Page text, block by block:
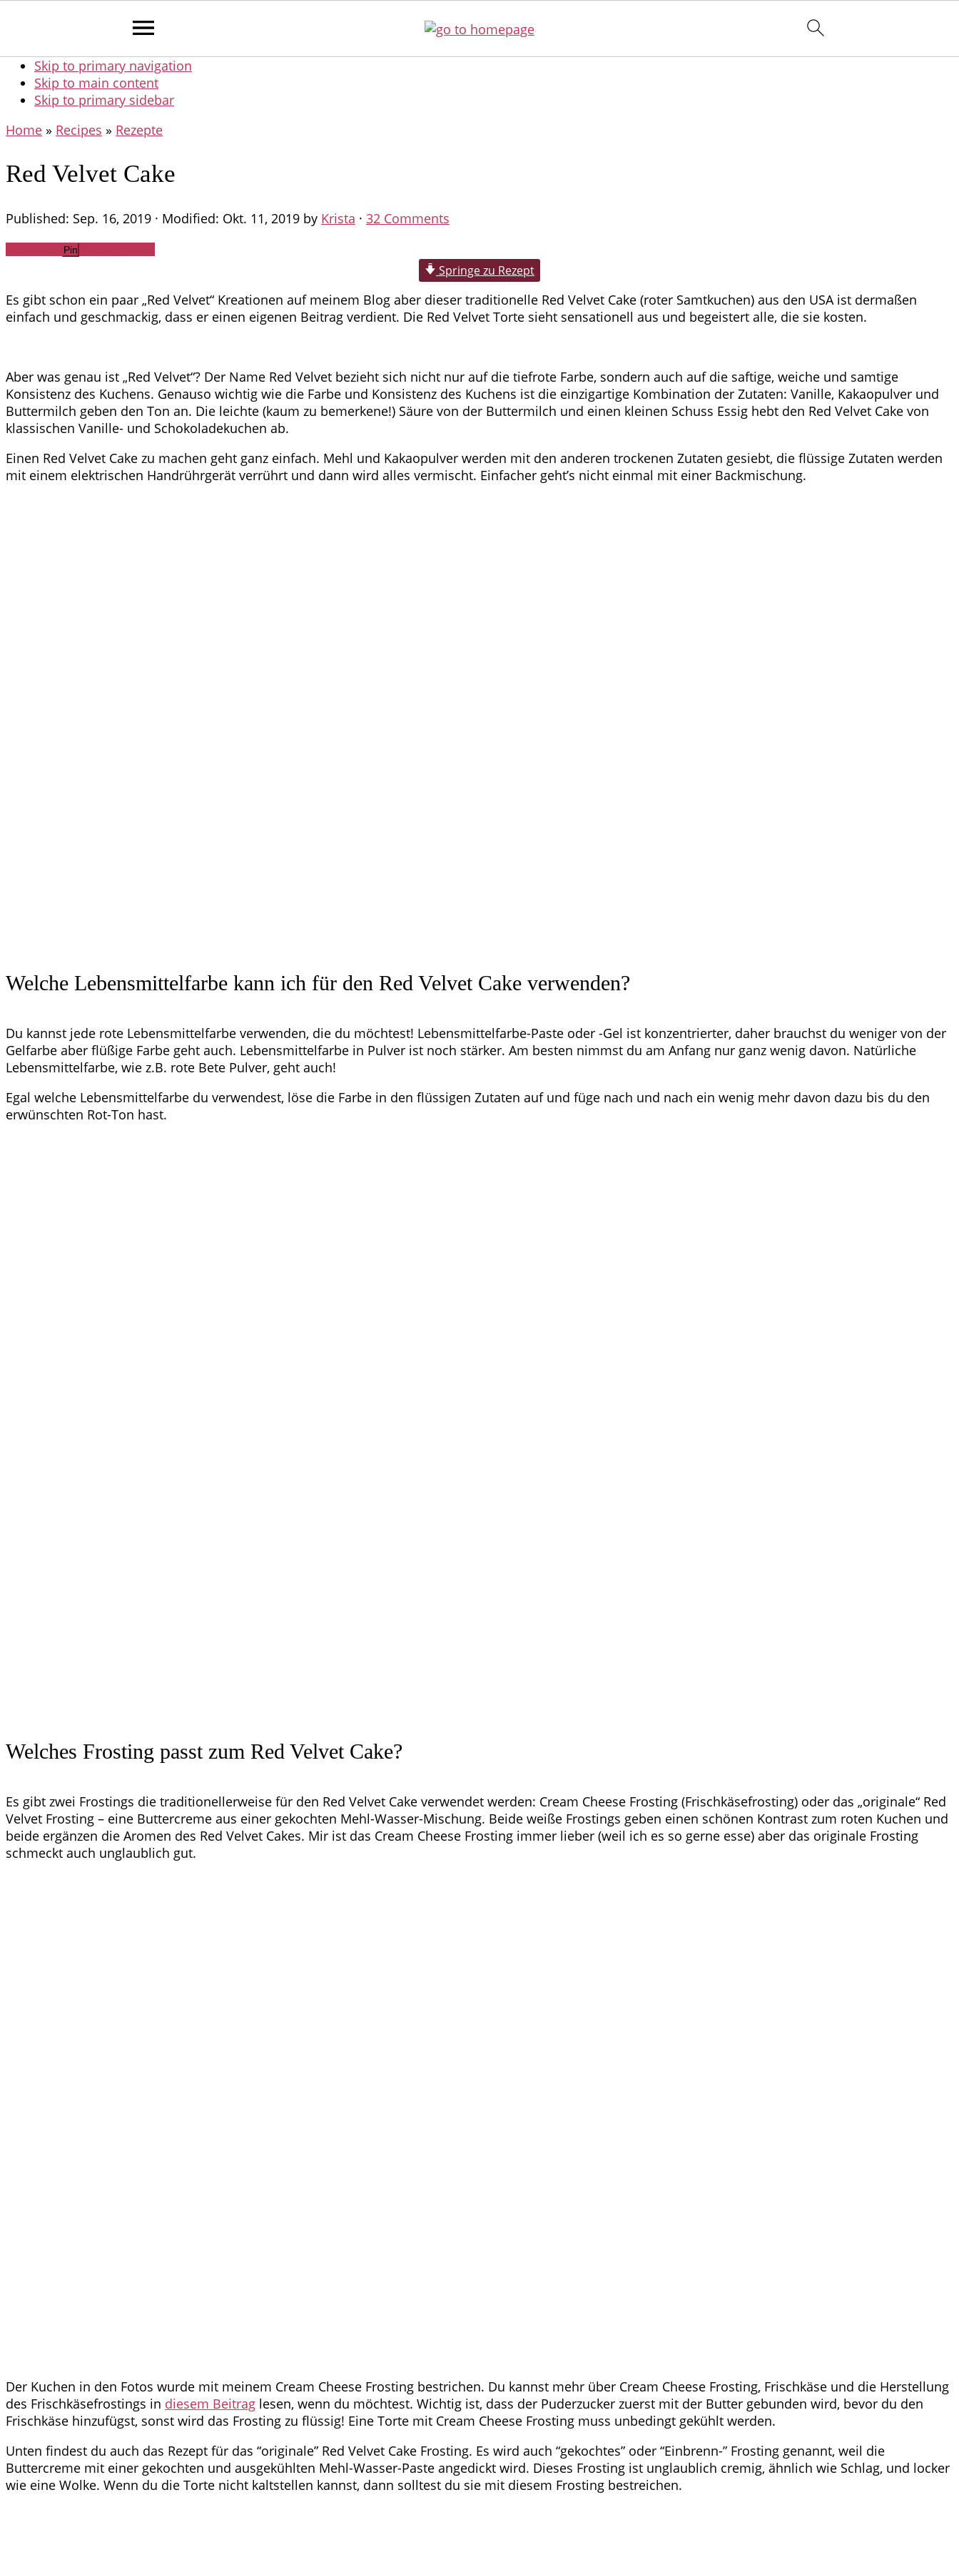
Skip to primary navigation
Skip to main content
Skip to primary sidebar
Home » Recipes » Rezepte
Red Velvet Cake
Published: Sep. 16, 2019 · Modified: Okt. 11, 2019 by Krista · 32 Comments
Pin
Springe zu Rezept
Es gibt schon ein paar „Red Velvet“ Kreationen auf meinem Blog aber dieser traditionelle Red Velvet Cake (roter Samtkuchen) aus den USA ist dermaßen
einfach und geschmackig, dass er einen eigenen Beitrag verdient. Die Red Velvet Torte sieht sensationell aus und begeistert alle, die sie kosten.
Aber was genau ist „Red Velvet“? Der Name Red Velvet bezieht sich nicht nur auf die tiefrote Farbe, sondern auch auf die saftige, weiche und samtige
Konsistenz des Kuchens. Genauso wichtig wie die Farbe und Konsistenz des Kuchens ist die einzigartige Kombination der Zutaten: Vanille, Kakaopulver und
Buttermilch geben den Ton an. Die leichte (kaum zu bemerkene!) Säure von der Buttermilch und einen kleinen Schuss Essig hebt den Red Velvet Cake von
klassischen Vanille- und Schokoladekuchen ab.
Einen Red Velvet Cake zu machen geht ganz einfach. Mehl und Kakaopulver werden mit den anderen trockenen Zutaten gesiebt, die flüssige Zutaten werden
mit einem elektrischen Handrührgerät verrührt und dann wird alles vermischt. Einfacher geht’s nicht einmal mit einer Backmischung.
Welche Lebensmittelfarbe kann ich für den Red Velvet Cake verwenden?
Du kannst jede rote Lebensmittelfarbe verwenden, die du möchtest! Lebensmittelfarbe-Paste oder -Gel ist konzentrierter, daher brauchst du weniger von der
Gelfarbe aber flüßige Farbe geht auch. Lebensmittelfarbe in Pulver ist noch stärker. Am besten nimmst du am Anfang nur ganz wenig davon. Natürliche
Lebensmittelfarbe, wie z.B. rote Bete Pulver, geht auch!
Egal welche Lebensmittelfarbe du verwendest, löse die Farbe in den flüssigen Zutaten auf und füge nach und nach ein wenig mehr davon dazu bis du den
erwünschten Rot-Ton hast.
Welches Frosting passt zum Red Velvet Cake?
Es gibt zwei Frostings die traditionellerweise für den Red Velvet Cake verwendet werden: Cream Cheese Frosting (Frischkäsefrosting) oder das „originale“ Red
Velvet Frosting – eine Buttercreme aus einer gekochten Mehl-Wasser-Mischung. Beide weiße Frostings geben einen schönen Kontrast zum roten Kuchen und
beide ergänzen die Aromen des Red Velvet Cakes. Mir ist das Cream Cheese Frosting immer lieber (weil ich es so gerne esse) aber das originale Frosting
schmeckt auch unglaublich gut.
Der Kuchen in den Fotos wurde mit meinem Cream Cheese Frosting bestrichen. Du kannst mehr über Cream Cheese Frosting, Frischkäse und die Herstellung
des Frischkäsefrostings in diesem Beitrag lesen, wenn du möchtest. Wichtig ist, dass der Puderzucker zuerst mit der Butter gebunden wird, bevor du den
Frischkäse hinzufügst, sonst wird das Frosting zu flüssig! Eine Torte mit Cream Cheese Frosting muss unbedingt gekühlt werden.
Unten findest du auch das Rezept für das “originale” Red Velvet Cake Frosting. Es wird auch “gekochtes” oder “Einbrenn-” Frosting genannt, weil die
Buttercreme mit einer gekochten und ausgekühlten Mehl-Wasser-Paste angedickt wird. Dieses Frosting ist unglaublich cremig, ähnlich wie Schlag, und locker
wie eine Wolke. Wenn du die Torte nicht kaltstellen kannst, dann solltest du sie mit diesem Frosting bestreichen.